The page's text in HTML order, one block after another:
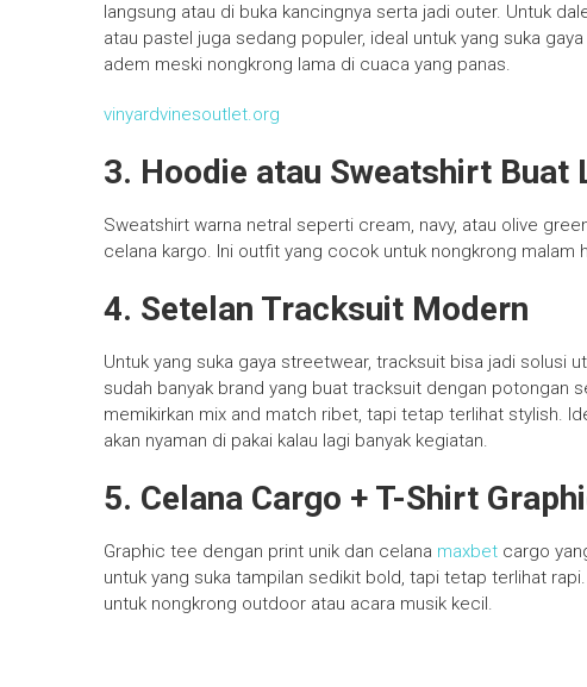
langsung atau di buka kancingnya serta jadi outer. Untuk
atau pastel juga sedang populer, ideal untuk yang suka
adem meski nongkrong lama di cuaca yang panas.
vinyardvinesoutlet.org
3. Hoodie atau Sweatshirt Buat
Sweatshirt warna netral seperti cream, navy, atau olive
celana kargo. Ini outfit yang cocok untuk nongkrong malam
4. Setelan Tracksuit Modern
Untuk yang suka gaya streetwear, tracksuit bisa jadi solusi
sudah banyak brand yang buat tracksuit dengan potongan
memikirkan mix and match ribet, tapi tetap terlihat stylish.
akan nyaman di pakai kalau lagi banyak kegiatan.
5. Celana Cargo + T-Shirt
Graphic tee dengan print unik dan celana maxbet cargo
untuk yang suka tampilan sedikit bold, tapi tetap terlihat
untuk nongkrong outdoor atau acara musik kecil.